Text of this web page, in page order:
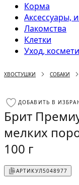
Корма
Аксессуары,
Лакомства
Клетки
Уход,
ХВОСТУШКИ СОБАКИ
ДОБАВИТЬ В
Брит
мелких
100 г
АРТИКУЛ5048977